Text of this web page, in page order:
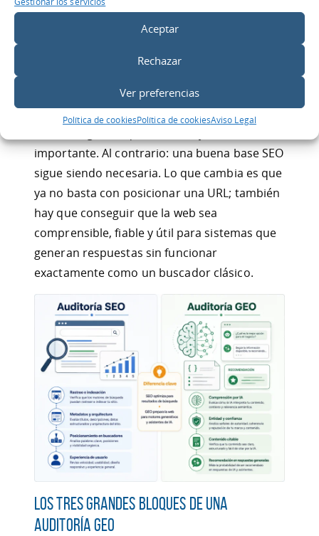
Aceptar
Rechazar
Ver preferencias
Política de cookiesPolítica de cookiesAviso Legal
un entorno donde los usuarios hacen
respuestas generadas por sistemas que
importante. Al contrario: una buena base SEO
sigue siendo necesaria. Lo que cambia es que
ya no basta con posicionar una URL; también
hay que conseguir que la web sea
comprensible, fiable y útil para sistemas que
generan respuestas sin funcionar
exactamente como un buscador clásico.
Los tres grandes bloques de una
auditoría GEO